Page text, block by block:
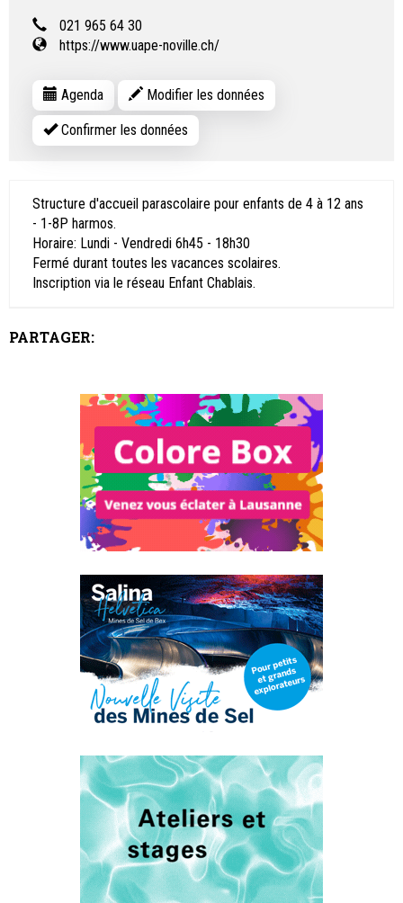
021 965 64 30
https://www.uape-noville.ch/
Agenda Modifier les données
Confirmer les données
Structure d'accueil parascolaire pour enfants de 4 à 12 ans
- 1-8P harmos.
Horaire: Lundi - Vendredi 6h45 - 18h30
Fermé durant toutes les vacances scolaires.
Inscription via le réseau Enfant Chablais.
PARTAGER: